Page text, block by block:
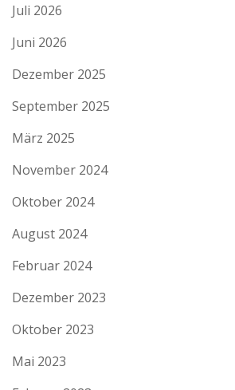
Juli 2026
Juni 2026
Dezember 2025
September 2025
März 2025
November 2024
Oktober 2024
August 2024
Februar 2024
Dezember 2023
Oktober 2023
Mai 2023